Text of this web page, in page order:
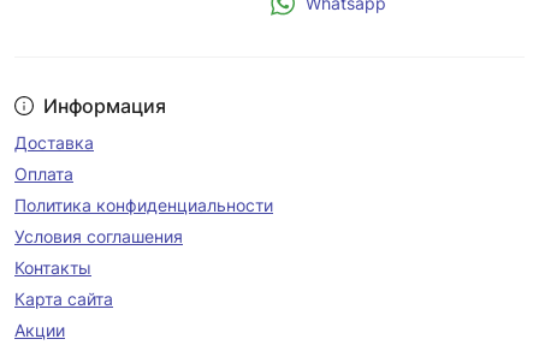
Информация
Доставка
Оплата
Политика конфиденциальности
Условия соглашения
Контакты
Карта сайта
Акции